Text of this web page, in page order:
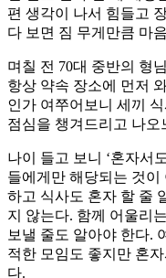
편 생각이 나서 힘들고
다 보면 짐 무게만큼 마
며칠 전 70대 중반의 형
항상 약속 장소에 먼저
인가 여쭈어보니 세끼
점심을 챙겨드리고 나
나이 들고 보니 ‘혼자서
들에게만 해당되는 것이
하고 식사도 혼자 할 줄
지 않는다. 함께 어울리
보낼 줄도 알아야 한다.
적한 모임도 좋지만 혼
다.